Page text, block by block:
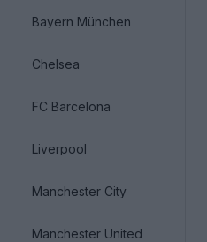
Bayern München
Chelsea
FC Barcelona
Liverpool
Manchester City
Manchester United